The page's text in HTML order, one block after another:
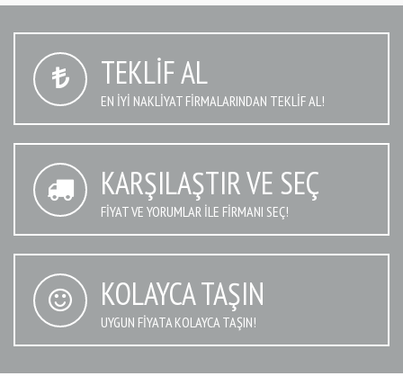
TEKLIF AL
EN IYI NAKLIYAT FIRMALARINDAN TEKLIF AL!
KARŞILAŞTIR VE SEÇ
FIYAT VE YORUMLAR İLE FIRMANI SEÇ!
KOLAYCA TAŞIN
UYGUN FIYATA KOLAYCA TAŞIN!